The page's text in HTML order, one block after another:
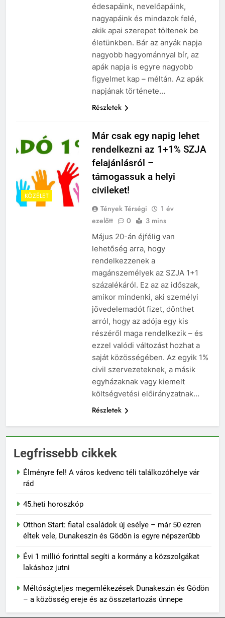
édesapáink, nevelőapáink,
nagyapáink és mindazok felé,
akik apai szerepet töltenek be
életünkben. Bár az anyák napja
nagyobb hagyománnyal bír, az
apák napja is egyre nagyobb
figyelmet kap – méltán. Az apák
napjának története…
Részletek
KÖZÉLET
Már csak egy napig lehet
rendelkezni az 1+1% SZJA
felajánlásról –
támogassuk a helyi
civileket!
Tények Térségi
1 év
ezelőtt
0 3 mins
Május 20-án éjfélig van
lehetőség arra, hogy
rendelkezzenek a
magánszemélyek az SZJA 1+1
százalékáról. Ez az az időszak,
amikor mindenki, aki személyi
jövedelemadót fizet, dönthet
arról, hogy az adója egy kis
részéről maga rendelkezik – és
ezzel valódi változást hozhat a
saját közösségében. Az egyik 1%
civil szervezeteknek, a másik
egyházaknak vagy kiemelt
költségvetési előirányzatnak…
Részletek
Legfrissebb cikkek
Élményre fel! A város kedvenc téli találkozóhelye vár
rád
45.heti horoszkóp
Otthon Start: fiatal családok új esélye – már 50 ezren
éltek vele, Dunakeszin és Gödön is egyre népszerűbb
Évi 1 millió forinttal segíti a kormány a közszolgákat
lakáshoz jutni
Méltóságteljes megemlékezések Dunakeszin és Gödön
– a közösség ereje és az összetartozás ünnepe